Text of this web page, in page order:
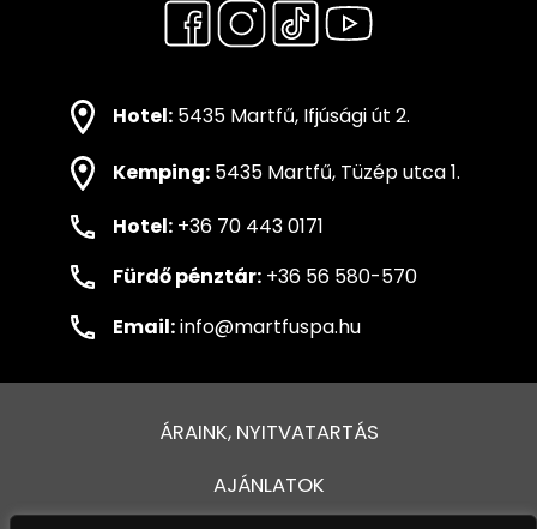
Hotel: 5435 Martfű, Ifjúsági út 2.
Kemping: 5435 Martfű, Tüzép utca 1.
Hotel: +36 70 443 0171
Fürdő pénztár: +36 56 580-570
Email:info@martfuspa.hu
ÁRAINK, NYITVATARTÁS
AJÁNLATOK